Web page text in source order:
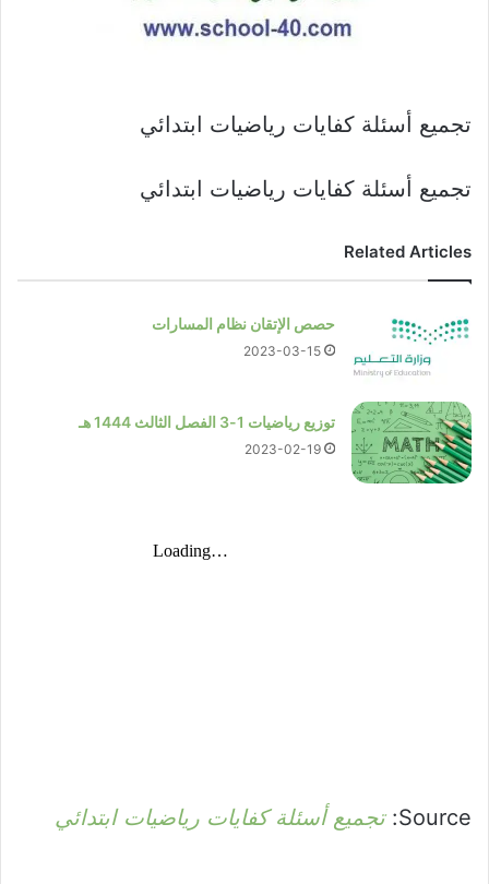
تجميع أسئلة كفايات رياضيات ابتدائي
تجميع أسئلة كفايات رياضيات ابتدائي
Related Articles
حصص الإتقان نظام المسارات
2023-03-15
توزيع رياضيات 1-3 الفصل الثالث 1444 هـ
2023-02-19
Source: تجميع أسئلة كفايات رياضيات ابتدائي